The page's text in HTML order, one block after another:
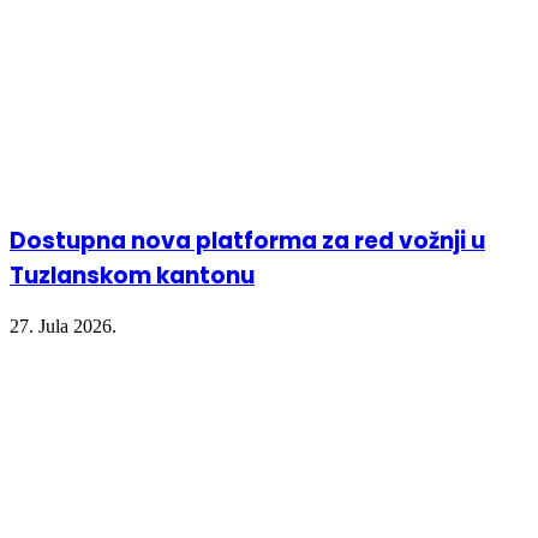
Dostupna nova platforma za red vožnji u
Tuzlanskom kantonu
27. Jula 2026.